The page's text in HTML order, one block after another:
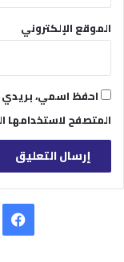
الموقع الإلكتروني
احفظ اسمي، بريدي
المتصفح لاستخدامها